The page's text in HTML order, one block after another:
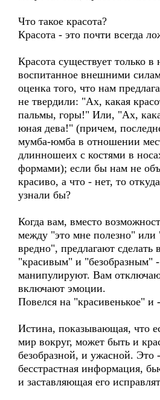
Что такое красота?
Красота - это почти всегда
Красота существует только в
воспитанное внешними
оценка того, что нам
не твердили: "Ах, какая
пальмы, горы!" Или, "Ах,
юная дева!" (причем,
мумба-юмба в отношении
длинношеих с костями в
формами); если бы нам не
красиво, а что - нет, то
узнали бы?
Когда вам, вместо
между "это мне полезно" или
вредно", предлагают
"красивым" и "безобразным"
манипулируют. Вам
включают эмоции.
Повелся на "красивенькое" и
Истина, показывающая, что
мир вокруг, может быть и
безобразной, и ужасной. Это
бесстрастная информация,
и заставляющая его